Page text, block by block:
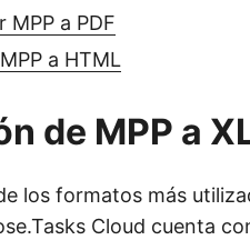
a PDF
a HTML
de MPP a
los formatos más
Cloud cuenta